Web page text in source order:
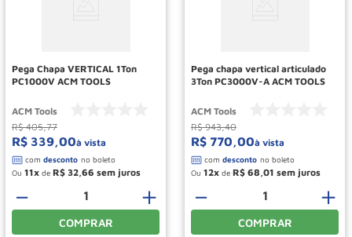
Pega Chapa VERTICAL 1Ton
PC1000V ACM TOOLS
ACM Tools
R$ 405,77
R$ 339,00à vista
Ou 11 de R$ 32 66
＋
－
COMPRAR
Pega chapa vertical articulado
3Ton PC3000V-A ACM TOOLS
ACM Tools
R$ 943,40
R$ 770,00à vista
Ou 12 de R$ 68 01
＋
－
COMPRAR